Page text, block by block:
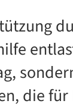
die für